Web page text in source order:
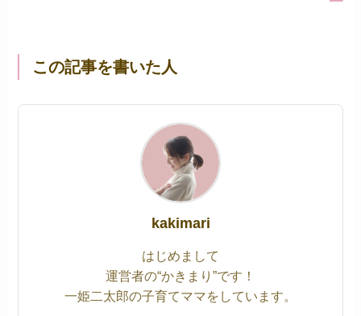
この記事を書いた人
kakimari
はじめまして
運営者の“かきまり”です！
一姫二太郎の子育てママをしています。